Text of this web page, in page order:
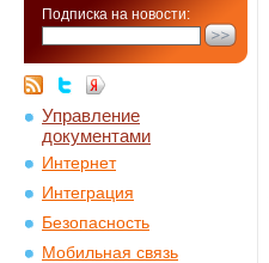
Подписка на новости:
Управление
документами
Интернет
Интеграция
Безопасность
Мобильная связь